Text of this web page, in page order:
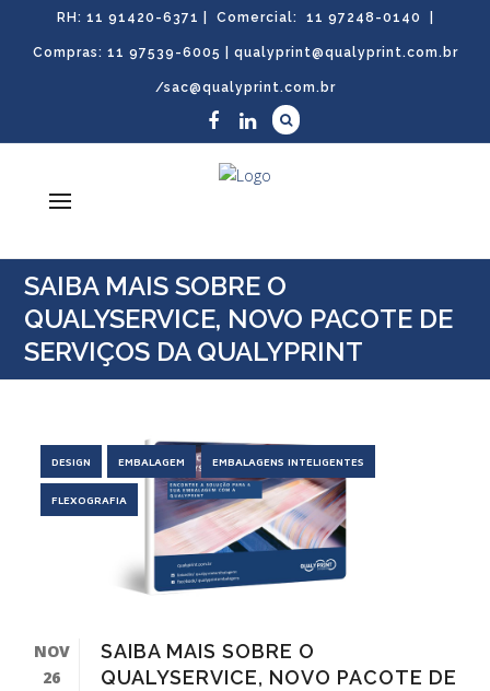
RH: 11 91420-6371 | Comercial: 11 97248-0140 |
Compras: 11 97539-6005 | qualyprint@qualyprint.com.br
/sac@qualyprint.com.br
SAIBA MAIS SOBRE O
QUALYSERVICE, NOVO PACOTE DE
SERVIÇOS DA QUALYPRINT
DESIGN EMBALAGEM EMBALAGENS INTELIGENTES
FLEXOGRAFIA
NOV
26
SAIBA MAIS SOBRE O
QUALYSERVICE, NOVO PACOTE DE